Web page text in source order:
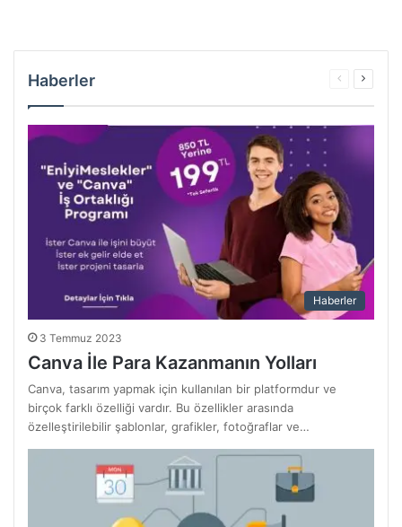
Haberler
ÖncekiSonraki
Haberler
3 Temmuz 2023
Canva İle Para Kazanmanın Yolları
Canva, tasarım yapmak için kullanılan bir platformdur ve
birçok farklı özelliği vardır. Bu özellikler arasında
özelleştirilebilir şablonlar, grafikler, fotoğraflar ve…